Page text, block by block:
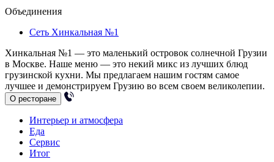
Объединения
Сеть Хинкальная №1
Хинкальная №1 — это маленький островок солнечной Грузии
в Москве. Наше меню — это некий микс из лучших блюд
грузинской кухни. Мы предлагаем нашим гостям самое
лучшее и демонстрируем Грузию во всем своем великолепии.
О ресторане
Интерьер и атмосфера
Еда
Сервис
Итог